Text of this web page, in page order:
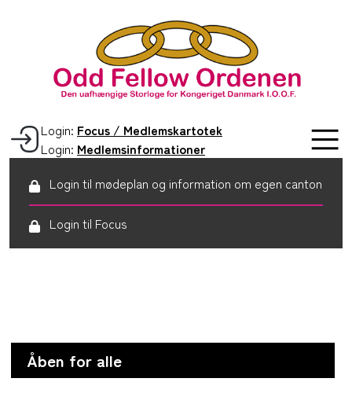
Login: Focus / Medlemskartotek
Login: Medlemsinformationer
Login til mødeplan og information om egen canton
Login til Focus
Åben for alle